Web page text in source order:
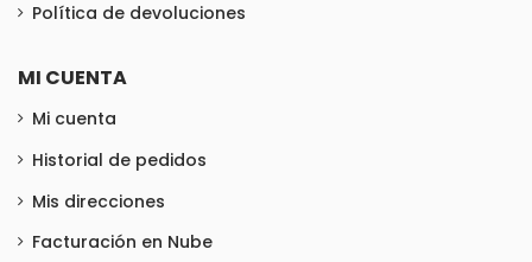
Política de devoluciones
MI CUENTA
Mi cuenta
Historial de pedidos
Mis direcciones
Facturación en Nube